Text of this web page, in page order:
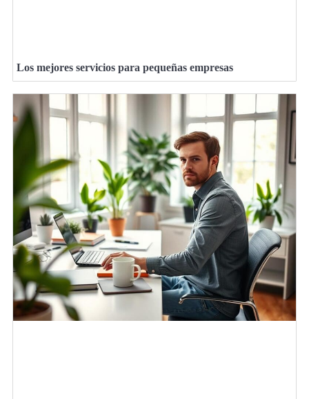
Los mejores servicios para pequeñas empresas